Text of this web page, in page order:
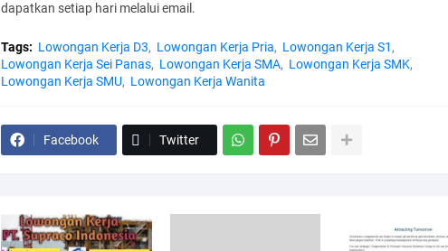
dapatkan setiap hari melalui email.
Tags: Lowongan Kerja D3 Lowongan Kerja Pria
Lowongan Kerja S1
Lowongan Kerja Sei Panas
Lowongan Kerja SMA
Lowongan Kerja SMK
Lowongan Kerja SMU
Lowongan Kerja Wanita
Facebook Twitter